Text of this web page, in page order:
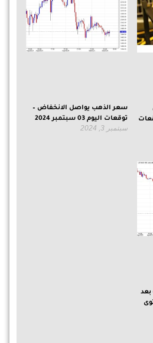
سعر الذهب يواصل الانخفاض –
توقعات اليوم 03 سبتمبر 2024
سبتمبر 3, 2024
بعد